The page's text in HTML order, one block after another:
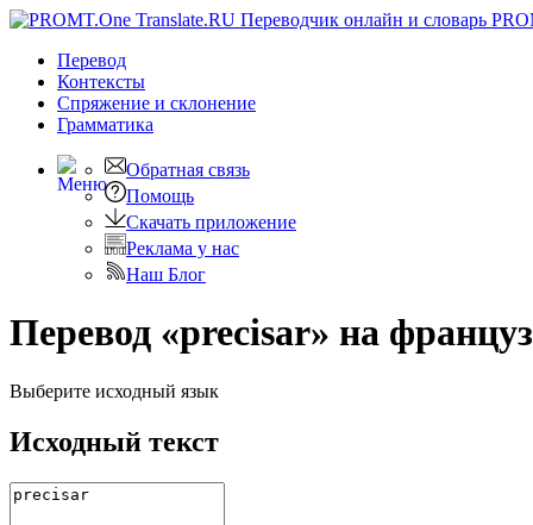
Перевод
Контексты
Спряжение и склонение
Грамматика
Обратная связь
Помощь
Скачать приложение
Реклама у нас
Наш Блог
Перевод «precisar» на
Выберите исходный язык
Исходный текст